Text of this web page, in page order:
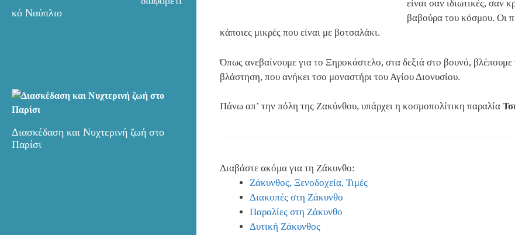
είναι σαν ιδιωτικές, σαν
βαβούρα του κόσμου. Οι
κάποιες μικρές που είναι με βοτσαλάκι.
Όπως ανεβαίνουμε για το Ξηροκάστελο, στα δεξιά στο βουνό,
βλάστηση, που ανήκει τσο μοναστήρι του Αγίου Διονυσίου.
Πάνω απ’ την πόλη της Ζακύνθου, υπάρχει η κοσμοπολίτικη παραλία
Διαβάστε ακόμα για τη Ζάκυνθο:
Ζάκυνθος, Ξενοδοχεία, Τιμές
Διακοπές στη Ζάκυνθο
Παραλίες στη Ζάκυνθο
Δυτική Ζάκυνθος
κό Ναύπλιο
Διασκέδαση και Νυχτερινή ζωή στο
Παρίσι